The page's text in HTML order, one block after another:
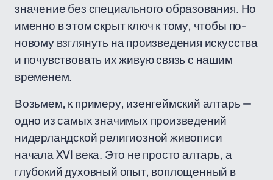
значение без специального образования. Но
именно в этом скрыт ключ к тому, чтобы по-
новому взглянуть на произведения искусства
и почувствовать их живую связь с нашим
временем.
Возьмем, к примеру, изенгеймский алтарь —
одно из самых значимых произведений
нидерландской религиозной живописи
начала XVI века. Это не просто алтарь, а
глубокий духовный опыт, воплощенный в